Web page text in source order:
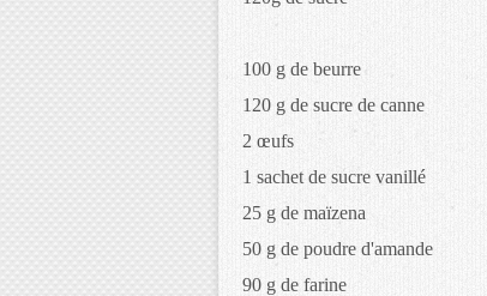
100 g de beurre
120 g de sucre de canne
2 œufs
1 sachet de sucre vanillé
25 g de maïzena
50 g de poudre d'amande
90 g de farine